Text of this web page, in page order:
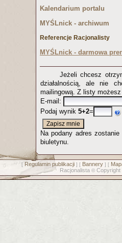
Kalendarium portalu
MYŚLnick - archiwum
Referencje Racjonalisty
MYŚLnick - darmowa
Jeżeli chcesz
działalnością, ale nie
mailingową. Z listy
E-mail:
Podaj wynik 5+2=
Na podany adres
biuletynu.
[ Regulamin publikacji] [ Bannery] [
Racjonalista © Copyright